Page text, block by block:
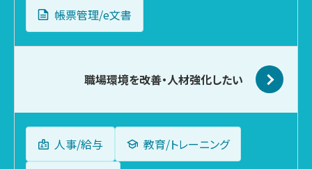
帳票管理/e文書
職場環境を改善・人材強化したい
人事/給与 教育/トレーニング